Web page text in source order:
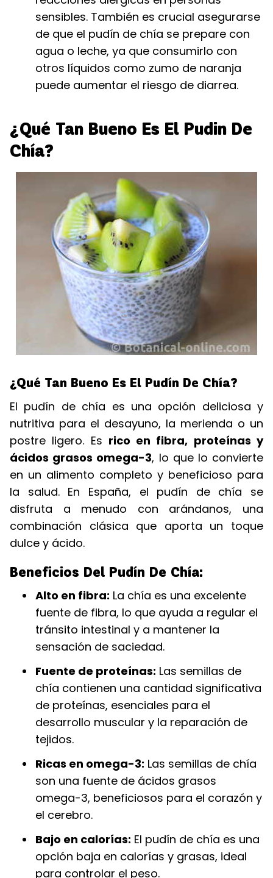
sensibles. También es crucial asegurarse
de que el pudín de chía se prepare con
agua o leche, ya que consumirlo con
otros líquidos como zumo de naranja
puede aumentar el riesgo de diarrea.
¿Qué Tan Bueno Es El Pudin De
Chía?
¿Qué Tan Bueno Es El Pudín De Chía?
El pudín de chía es una opción deliciosa y
nutritiva para el desayuno, la merienda o un
postre ligero. Es rico en fibra, proteínas y
ácidos grasos omega-3, lo que lo convierte
en un alimento completo y beneficioso para
la salud. En España, el pudín de chía se
disfruta a menudo con arándanos, una
combinación clásica que aporta un toque
dulce y ácido.
Beneficios Del Pudín De Chía:
Alto en fibra: La chía es una excelente
fuente de fibra, lo que ayuda a regular el
tránsito intestinal y a mantener la
sensación de saciedad.
Fuente de proteínas: Las semillas de
chía contienen una cantidad significativa
de proteínas, esenciales para el
desarrollo muscular y la reparación de
tejidos.
Ricas en omega-3: Las semillas de chía
son una fuente de ácidos grasos
omega-3, beneficiosos para el corazón y
el cerebro.
Bajo en calorías: El pudín de chía es una
opción baja en calorías y grasas, ideal
para controlar el peso.